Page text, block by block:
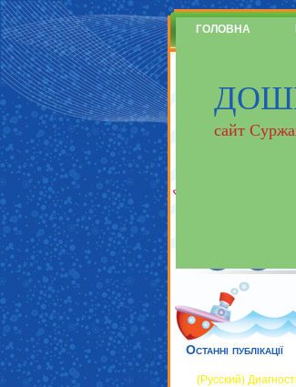
сайт
ГОЛОВНА
Останні публікації
(Русский)